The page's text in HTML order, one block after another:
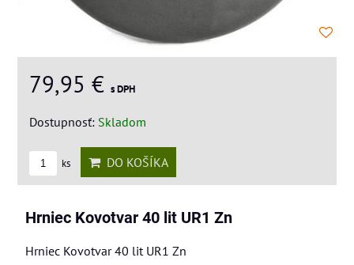
79,95 € s DPH
Dostupnosť: Skladom
ks DO KOŠÍKA
Hrniec Kovotvar 40 lit UR1 Zn
Hrniec Kovotvar 40 lit UR1 Zn